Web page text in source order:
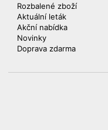
Rozbalené zboží
Aktuální leták
Akční nabídka
Novinky
Doprava zdarma